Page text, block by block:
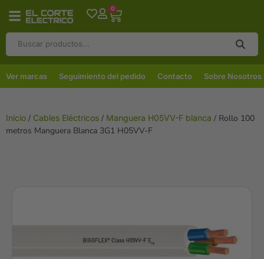
0
Ver marcas Seguimiento del pedido Contacto Sobre Nosotros
Inicio / Cables Eléctricos / Manguera H05VV-F blanca / Rollo 100
metros Manguera Blanca 3G1 H05VV-F